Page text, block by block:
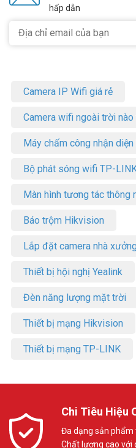
hấp dẫn
Camera IP Wifi giá rẻ
Camera wifi ngoài trời
Máy chấm công nhận
Bộ phát sóng wifi TP-
Màn hình tương tác thông
Báo trộm Hikvision
Lắp đặt camera nhà xưởng
Thiết bị hội nghị Yealink
Đèn năng lượng mặt trời
Thiết bị mạng Hikvision
Thiết bị mạng TP-LINK
Chi Tiêu Hiệu
Đa dạng sản phẩm
Chất lượng cao với